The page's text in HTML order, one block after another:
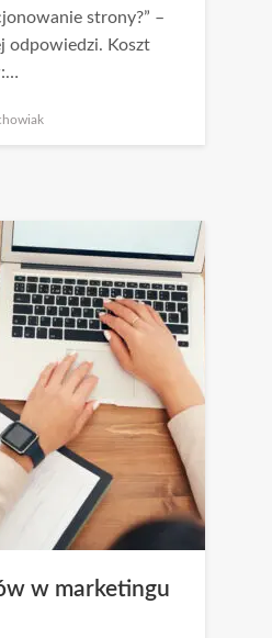
strony?” –
odpowiedzi. Koszt
w marketingu